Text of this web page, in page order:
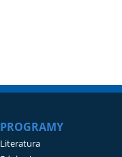
PROGRAMY
Literatura